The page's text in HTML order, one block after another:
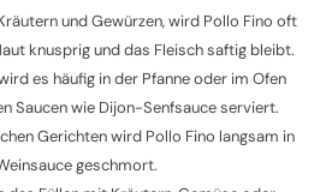
und Gewürzen, wird Pollo Fino oft
knusprig und das Fleisch saftig bleibt.
es häufig in der Pfanne oder im Ofen
Saucen wie Dijon-Senfsauce serviert.
Gerichten wird Pollo Fino langsam in
geschmort.